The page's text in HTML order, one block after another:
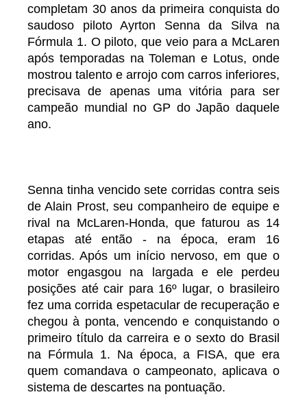
completam 30 anos da primeira conquista do
saudoso piloto Ayrton Senna da Silva na
Fórmula 1. O piloto, que veio para a McLaren
após temporadas na Toleman e Lotus, onde
mostrou talento e arrojo com carros inferiores,
precisava de apenas uma vitória para ser
campeão mundial no GP do Japão daquele
ano.
Senna tinha vencido sete corridas contra seis
de Alain Prost, seu companheiro de equipe e
rival na McLaren-Honda, que faturou as 14
etapas até então - na época, eram 16
corridas. Após um início nervoso, em que o
motor engasgou na largada e ele perdeu
posições até cair para 16º lugar, o brasileiro
fez uma corrida espetacular de recuperação e
chegou à ponta, vencendo e conquistando o
primeiro título da carreira e o sexto do Brasil
na Fórmula 1. Na época, a FISA, que era
quem comandava o campeonato, aplicava o
sistema de descartes na pontuação.